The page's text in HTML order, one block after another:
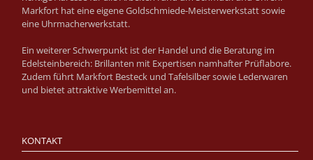
Markfort hat eine eigene Goldschmiede-Meisterwerkstatt sowie
eine Uhrmacherwerkstatt.
Ein weiterer Schwerpunkt ist der Handel und die Beratung im
Edelsteinbereich: Brillanten mit Expertisen namhafter Prüflabore.
Zudem führt Markfort Besteck und Tafelsilber sowie Lederwaren
und bietet attraktive Werbemittel an.
KONTAKT